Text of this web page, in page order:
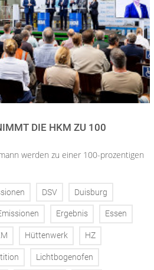
DIE HKM ZU 100
werden zu einer 100-prozentigen
DSV Duisburg
Ergebnis Essen
Hüttenwerk HZ
Lichtbogenofen